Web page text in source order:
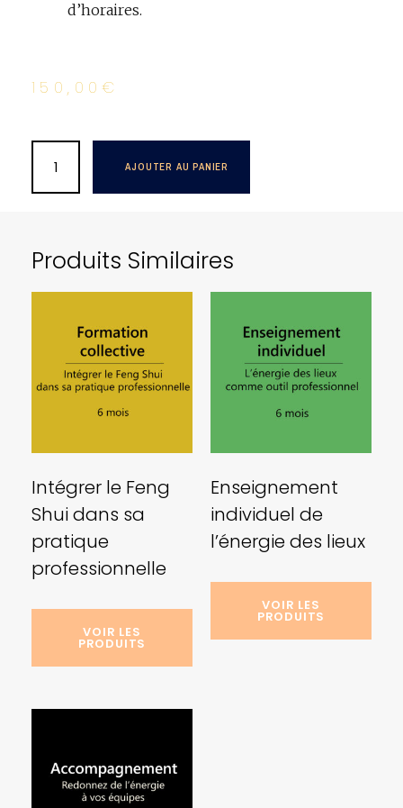
d’horaires.
150,00€
AJOUTER AU PANIER
Produits Similaires
Intégrer le Feng
Shui dans sa
pratique
professionnelle
VOIR LES
PRODUITS
Enseignement
individuel de
l’énergie des lieux
VOIR LES
PRODUITS